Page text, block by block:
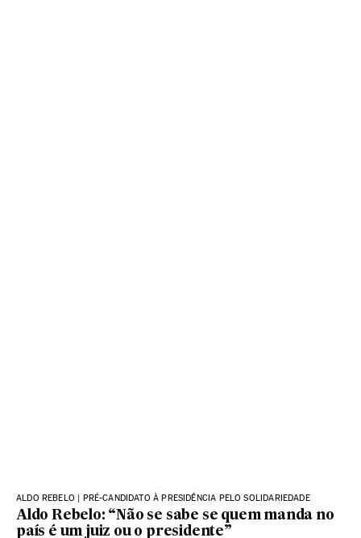
ALDO REBELO | PRÉ-CANDIDATO À PRESIDÊNCIA PELO SOLIDARIEDADE
Aldo Rebelo: “Não se sabe se quem manda no
país é um juiz ou o presidente”